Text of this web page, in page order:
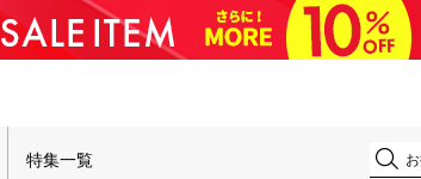
特集一覧